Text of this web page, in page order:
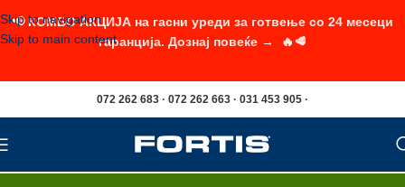
Skip to navigation
Skip to main content
072 262 683 · 072 262 663 · 031 453 905 ·
📢 КОМБО АКЦИЈА на гасни уреди за готвење со 24 месеци
гаранција. Дознај повеќе → 🔥🥩